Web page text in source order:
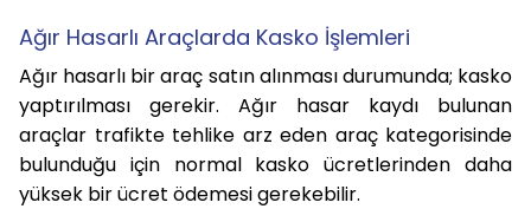
Ağır Hasarlı Araçlarda Kasko İşlemleri
Ağır hasarlı bir araç satın alınması durumunda; kasko
yaptırılması gerekir. Ağır hasar kaydı bulunan
araçlar trafikte tehlike arz eden araç kategorisinde
bulunduğu için normal kasko ücretlerinden daha
yüksek bir ücret ödemesi gerekebilir.